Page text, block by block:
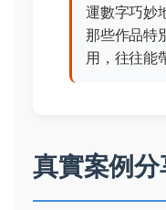
運數字巧妙
那些作品特
用，往往能
真實案例分